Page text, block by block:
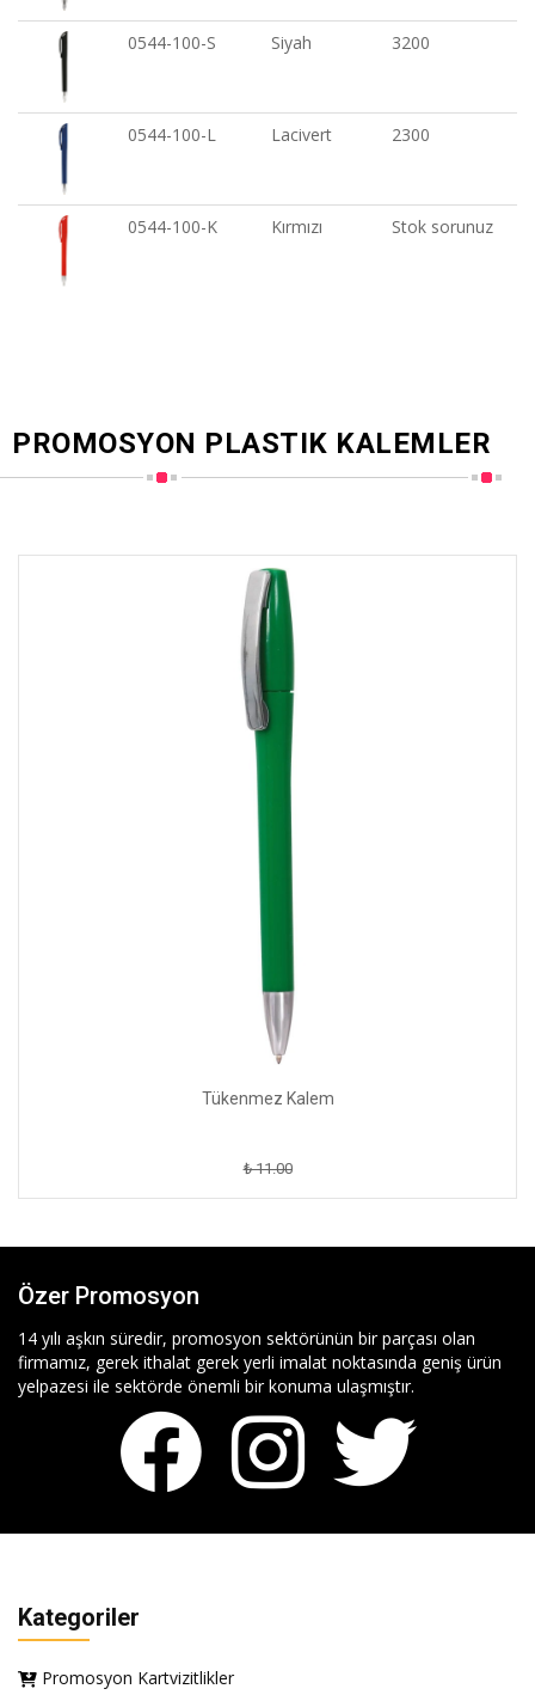
0544-100-S Siyah 3200
0544-100-L Lacivert 2300
0544-100-K Kırmızı Stok sorunuz
PROMOSYON PLASTIK KALEMLER
Tükenmez Kalem
₺ 11.00
Özer Promosyon
14 yılı aşkın süredir, promosyon sektörünün bir parçası olan
firmamız, gerek ithalat gerek yerli imalat noktasında geniş ürün
yelpazesi ile sektörde önemli bir konuma ulaşmıştır.
Kategoriler
Promosyon Kartvizitlikler